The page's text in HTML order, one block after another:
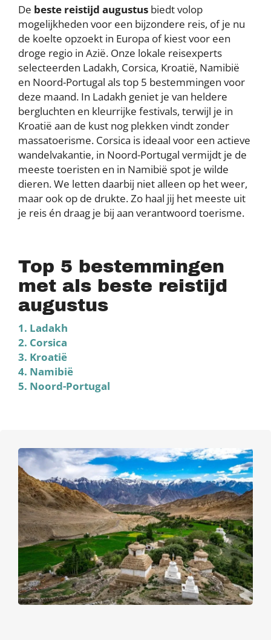
De beste reistijd augustus biedt volop
mogelijkheden voor een bijzondere reis, of je nu
de koelte opzoekt in Europa of kiest voor een
droge regio in Azië. Onze lokale reisexperts
selecteerden Ladakh, Corsica, Kroatië, Namibië
en Noord-Portugal als top 5 bestemmingen voor
deze maand. In Ladakh geniet je van heldere
bergluchten en kleurrijke festivals, terwijl je in
Kroatië aan de kust nog plekken vindt zonder
massatoerisme. Corsica is ideaal voor een actieve
wandelvakantie, in Noord-Portugal vermijdt je de
meeste toeristen en in Namibië spot je wilde
dieren. We letten daarbij niet alleen op het weer,
maar ook op de drukte. Zo haal jij het meeste uit
je reis én draag je bij aan verantwoord toerisme.
Top 5 bestemmingen
met als beste reistijd
augustus
1. Ladakh
2. Corsica
3. Kroatië
4. Namibië
5. Noord-Portugal